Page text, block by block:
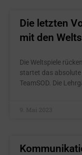
Die letzten
mit den
Die Weltspiele
startet das
TeamSOD. Die
9. Mai 2023